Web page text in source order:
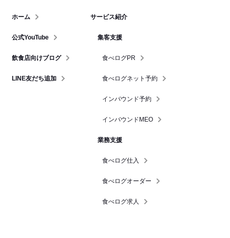
ホーム
公式YouTube
飲食店向けブログ
LINE友だち追加
サービス紹介
集客支援
食べログPR
食べログネット予約
インバウンド予約
インバウンドMEO
業務支援
食べログ仕入
食べログオーダー
食べログ求人